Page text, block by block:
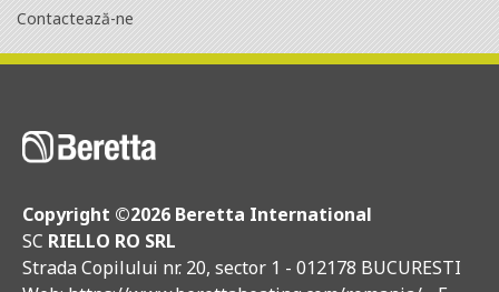
Contactează-ne
Copyright ©2026 Beretta International
SC RIELLO RO SRL
Strada Copilului nr. 20, sector 1 - 012178 BUCURESTI